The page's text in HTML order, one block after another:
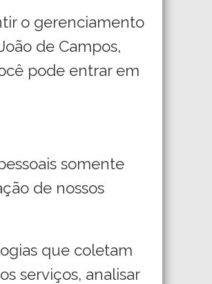
o gerenciamento
de Campos,
pode entrar em
somente
de nossos
que coletam
serviços, analisar